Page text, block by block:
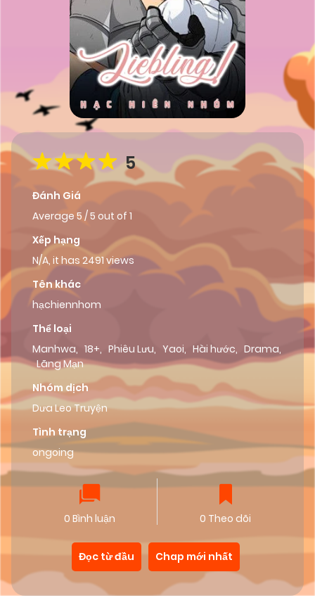
5
Đánh Giá
Average 5 /5 out of 1
Xếp hạng
N/A, it has 2491 views
Tên khác
hạchiennhom
Thể loại
Manhwa, 18+, Phiêu Lưu, Yaoi, Hài hước, Drama,
Lãng Mạn
Nhóm dịch
Dưa Leo Truyện
Tình trạng
ongoing
0 Bình luận 0 Theo dõi
Đọc từ đầu Chap mới nhất